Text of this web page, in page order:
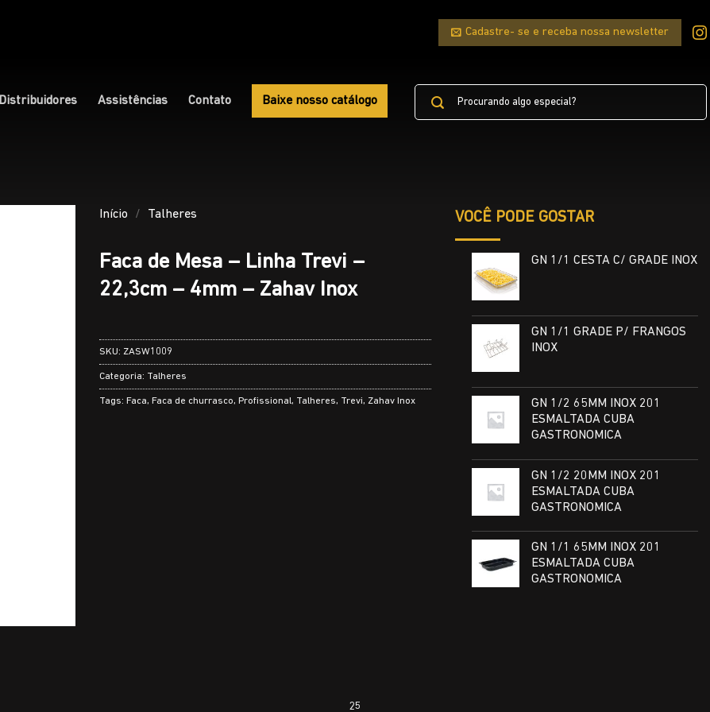
Cadastre- se e receba nossa newsletter
Distribuidores Assistências Contato Baixe nosso catálogo
Pesquisar
Início / Talheres
Faca de Mesa – Linha Trevi –
22,3cm – 4mm – Zahav Inox
SKU: ZASW1009
Categoria: Talheres
Tags: Faca, Faca de churrasco, Profissional, Talheres, Trevi, Zahav Inox
VOCÊ PODE GOSTAR
GN 1/1 CESTA C/ GRADE INOX
GN 1/1 GRADE P/ FRANGOS
INOX
GN 1/2 65MM INOX 201
ESMALTADA CUBA
GASTRONOMICA
GN 1/2 20MM INOX 201
ESMALTADA CUBA
GASTRONOMICA
GN 1/1 65MM INOX 201
ESMALTADA CUBA
GASTRONOMICA
25